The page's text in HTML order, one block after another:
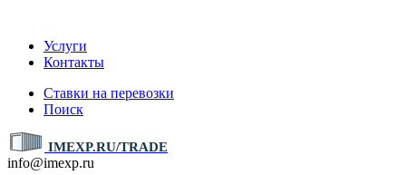
Услуги
Контакты
Ставки на перевозки
Поиск
IMEXP.RU/TRADE
info@imexp.ru